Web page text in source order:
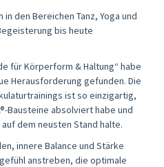
den Bereichen Tanz, Yoga und
bis heute
für Körperform & Haltung“ habe
Herausforderung gefunden. Die
ist so einzigartig,
Bausteine absolviert habe und
dem neusten Stand halte.
innere Balance und Stärke
anstreben, die optimale